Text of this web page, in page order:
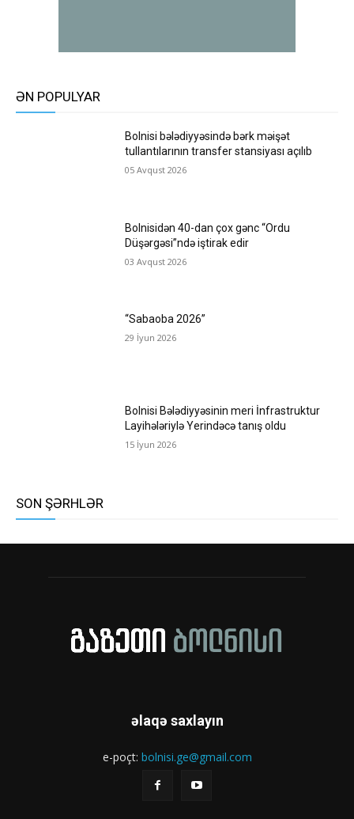
ƏN POPULYAR
Bolnisi bələdiyyəsində bərk məişət
tullantılarının transfer stansiyası açılıb
05 Avqust 2026
Bolnisidən 40-dan çox gənc “Ordu
Düşərgəsi”ndə iştirak edir
03 Avqust 2026
“Sabaoba 2026”
29 İyun 2026
Bolnisi Bələdiyyəsinin meri İnfrastruktur
Layihələriylə Yerindəcə tanış oldu
15 İyun 2026
SON ŞƏRHLƏR
əlaqə saxlayın
e-poçt: bolnisi.ge@gmail.com